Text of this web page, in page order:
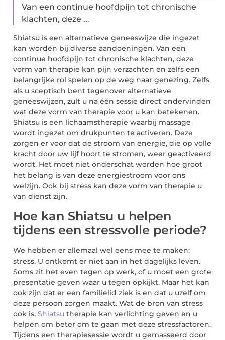
Van een continue hoofdpijn tot chronische
klachten, deze ...
Shiatsu is een alternatieve geneeswijze die ingezet
kan worden bij diverse aandoeningen. Van een
continue hoofdpijn tot chronische klachten, deze
vorm van therapie kan pijn verzachten en zelfs een
belangrijke rol spelen op de weg naar genezing. Zelfs
als u sceptisch bent tegenover alternatieve
geneeswijzen, zult u na één sessie direct ondervinden
wat deze vorm van therapie voor u kan betekenen.
Shiatsu is een lichaamstherapie waarbij massage
wordt ingezet om drukpunten te activeren. Deze
zorgen er voor dat de stroom van energie, die op volle
kracht door uw lijf hoort te stromen, weer geactiveerd
wordt. Het moet niet onderschat worden hoe groot
het belang is van deze energiestroom voor ons
welzijn. Ook bij stress kan deze vorm van therapie u
van dienst zijn.
Hoe kan Shiatsu u helpen
tijdens een stressvolle periode?
We hebben er allemaal wel eens mee te maken:
stress. U ontkomt er niet aan in het dagelijks leven.
Soms zit het even tegen op werk, of u moet een grote
presentatie geven waar u tegen opkijkt. Maar het kan
ook zijn dat er een familielid ziek is en dat u uzelf om
deze persoon zorgen maakt. Wat de bron van stress
ook is, Shiatsu therapie kan verlichting geven en u
helpen om beter om te gaan met deze stressfactoren.
Tijdens een therapiesessie wordt u gemasseerd door